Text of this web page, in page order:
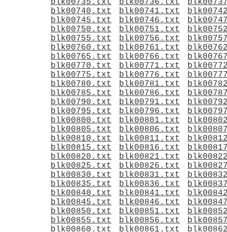
blk00735.txt blk00736.txt
blk00740.txt
blk00741.txt
blk00745.txt
blk00746.txt
blk00750.txt
blk00751.txt
blk00755.txt
blk00756.txt
blk00760.txt
blk00761.txt
blk00765.txt
blk00766.txt
blk00770.txt
blk00771.txt
blk00775.txt
blk00776.txt
blk00780.txt
blk00781.txt
blk00785.txt
blk00786.txt
blk00790.txt
blk00791.txt
blk00795.txt
blk00796.txt
blk00800.txt
blk00801.txt
blk00805.txt
blk00806.txt
blk00810.txt
blk00811.txt
blk00815.txt
blk00816.txt
blk00820.txt
blk00821.txt
blk00825.txt
blk00826.txt
blk00830.txt
blk00831.txt
blk00835.txt
blk00836.txt
blk00840.txt
blk00841.txt
blk00845.txt
blk00846.txt
blk00850.txt
blk00851.txt
blk00855.txt
blk00856.txt
blk00860.txt
blk00861.txt